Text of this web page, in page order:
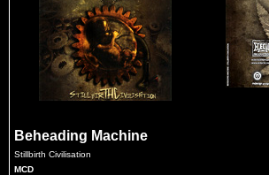
Beheading Machine
Stillbirth Civilisation
MCD